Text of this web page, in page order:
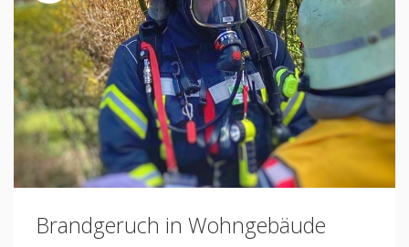
Standard
Brandgeruch in Wohngebäude